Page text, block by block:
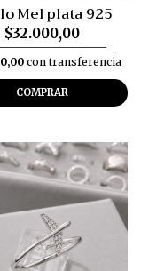
Mel plata 925
$32.000,00
con transferencia
COMPRAR